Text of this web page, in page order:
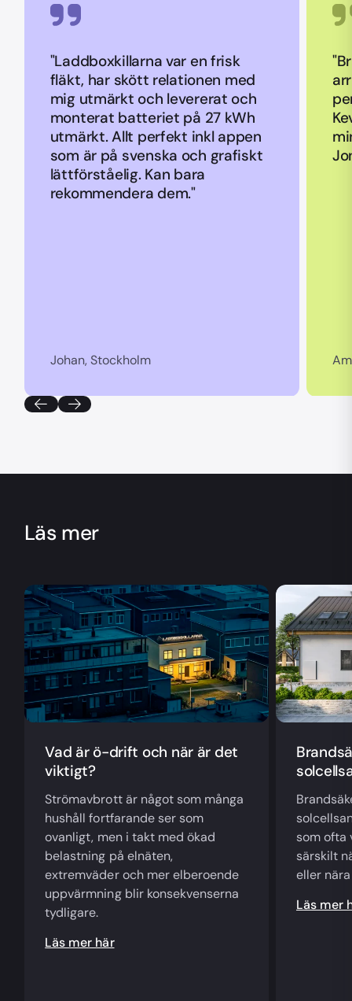
"Laddboxkillarna var en frisk
fläkt, har skött relationen med
mig utmärkt och levererat och
monterat batteriet på 27 kWh
utmärkt. Allt perfekt inkl appen
som är på svenska och grafiskt
lättförståelig. Kan bara
rekommendera dem."
Johan, Stockholm
Läs mer
Vad är ö-drift och när är det
viktigt?
Strömavbrott är något som många
hushåll fortfarande ser som
ovanligt, men i takt med ökad
belastning på elnäten,
extremväder och mer elberoende
uppvärmning blir konsekvenserna
tydligare.
Läs mer här
som ofta
särskilt
eller
Läs mer